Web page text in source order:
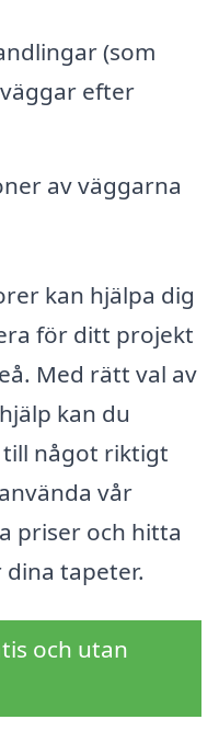
(som
efter
av väggarna
kan hjälpa dig
för ditt projekt
Med rätt val av
kan du
något riktigt
vår
priser och hitta
tapeter.
och utan